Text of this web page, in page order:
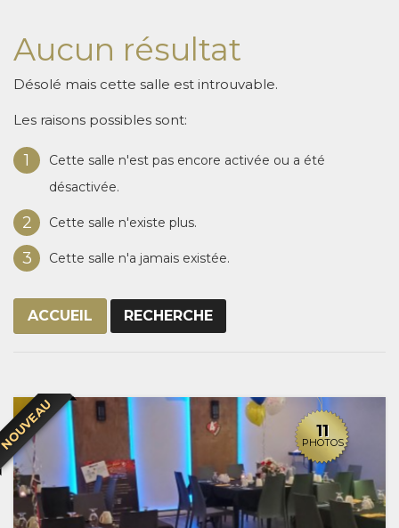
Aucun résultat
Désolé mais cette salle est introuvable.
Les raisons possibles sont:
1
Cette salle n'est pas encore activée ou a été
désactivée.
2 Cette salle n'existe plus.
3 Cette salle n'a jamais existée.
ACCUEIL RECHERCHE
11
PHOTOS